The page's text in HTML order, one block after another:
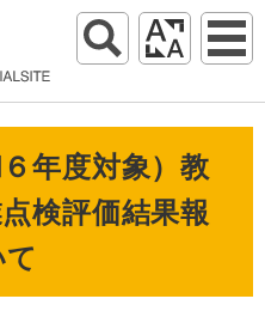
年度対象）教
検評価結果報